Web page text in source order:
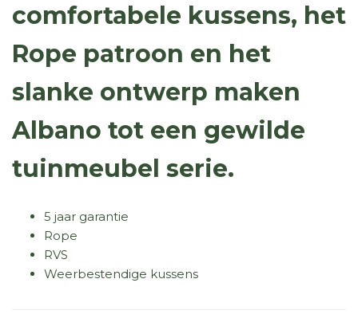
comfortabele kussens, het
Rope patroon en het
slanke ontwerp maken
Albano tot een gewilde
tuinmeubel serie.
5 jaar garantie
Rope
RVS
Weerbestendige kussens